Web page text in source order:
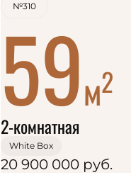
№310
59м2
2-комнатная
White Box
20 900 000 руб.